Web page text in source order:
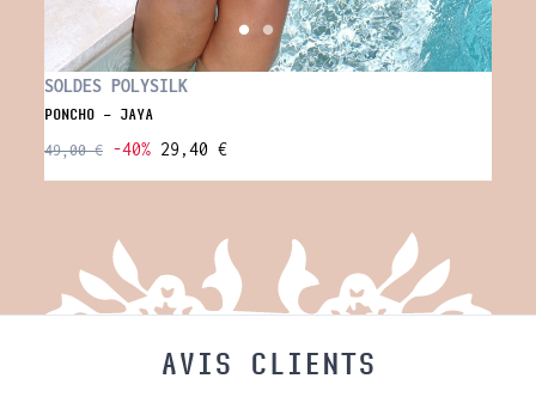
SOLDES POLYSILK
PONCHO - JAYA
49,00 € -40% 29,40 €
AVIS CLIENTS